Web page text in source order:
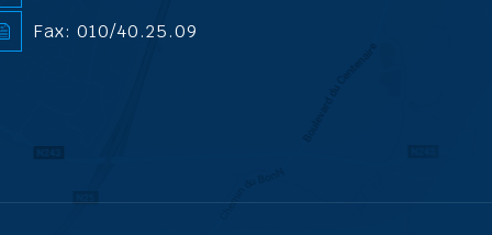
Fax: 010/40.25.09